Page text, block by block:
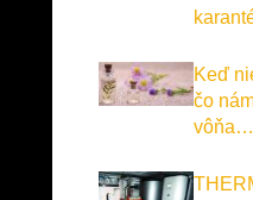
Keď
čo
vôňa…